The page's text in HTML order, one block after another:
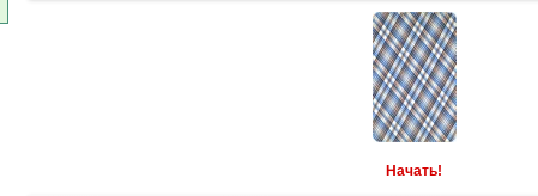
Начать!